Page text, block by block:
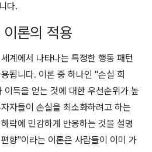
다.
론의 적용
계에서 나타나는 특정한 행동 패턴
됩니다. 이론 중 하나인 "손실 회
이득을 얻는 것에 대한 우선순위가 높
자들이 손실을 최소화하려고 하는
락에 민감하게 반응하는 것을 설명
향"이라는 이론은 사람들이 이미 가